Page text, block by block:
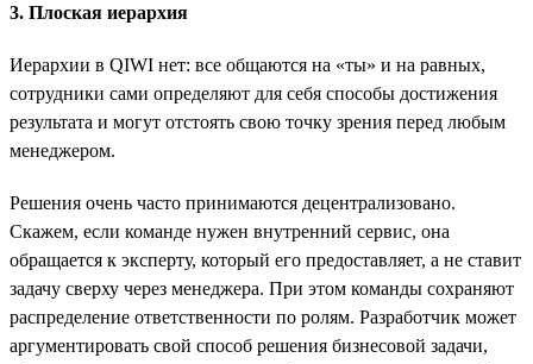
3. Плоская иерархия
Иерархии в QIWI нет: все общаются на «ты» и на равных,
сотрудники сами определяют для себя способы достижения
результата и могут отстоять свою точку зрения перед любым
менеджером.
Решения очень часто принимаются децентрализовано.
Скажем, если команде нужен внутренний сервис, она
обращается к эксперту, который его предоставляет, а не ставит
задачу сверху через менеджера. При этом команды сохраняют
распределение ответственности по ролям. Разработчик может
аргументировать свой способ решения бизнесовой задачи,